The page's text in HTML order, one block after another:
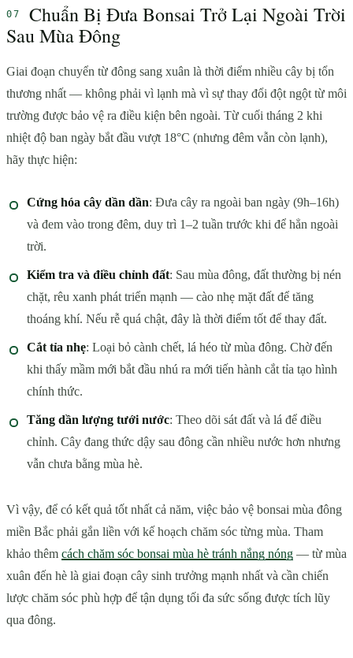
Chuẩn Bị Đưa Bonsai Trở Lại Ngoài Trời
Sau Mùa Đông
Giai đoạn chuyển từ đông sang xuân là thời điểm nhiều cây bị tổn
thương nhất — không phải vì lạnh mà vì sự thay đổi đột ngột từ môi
trường được bảo vệ ra điều kiện bên ngoài. Từ cuối tháng 2 khi
nhiệt độ ban ngày bắt đầu vượt 18°C (nhưng đêm vẫn còn lạnh),
hãy thực hiện:
Cứng hóa cây dần dần: Đưa cây ra ngoài ban ngày (9h–16h)
và đem vào trong đêm, duy trì 1–2 tuần trước khi để hẳn ngoài
trời.
Kiểm tra và điều chỉnh đất: Sau mùa đông, đất thường bị nén
chặt, rêu xanh phát triển mạnh — cào nhẹ mặt đất để tăng
thoáng khí. Nếu rễ quá chật, đây là thời điểm tốt để thay đất.
Cắt tỉa nhẹ: Loại bỏ cành chết, lá héo từ mùa đông. Chờ đến
khi thấy mầm mới bắt đầu nhú ra mới tiến hành cắt tỉa tạo hình
chính thức.
Tăng dần lượng tưới nước: Theo dõi sát đất và lá để điều
chỉnh. Cây đang thức dậy sau đông cần nhiều nước hơn nhưng
vẫn chưa bằng mùa hè.
Vì vậy, để có kết quả tốt nhất cả năm, việc bảo vệ bonsai mùa đông
miền Bắc phải gắn liền với kế hoạch chăm sóc từng mùa. Tham
khảo thêm cách chăm sóc bonsai mùa hè tránh nắng nóng — từ mùa
xuân đến hè là giai đoạn cây sinh trưởng mạnh nhất và cần chiến
lược chăm sóc phù hợp để tận dụng tối đa sức sống được tích lũy
qua đông.